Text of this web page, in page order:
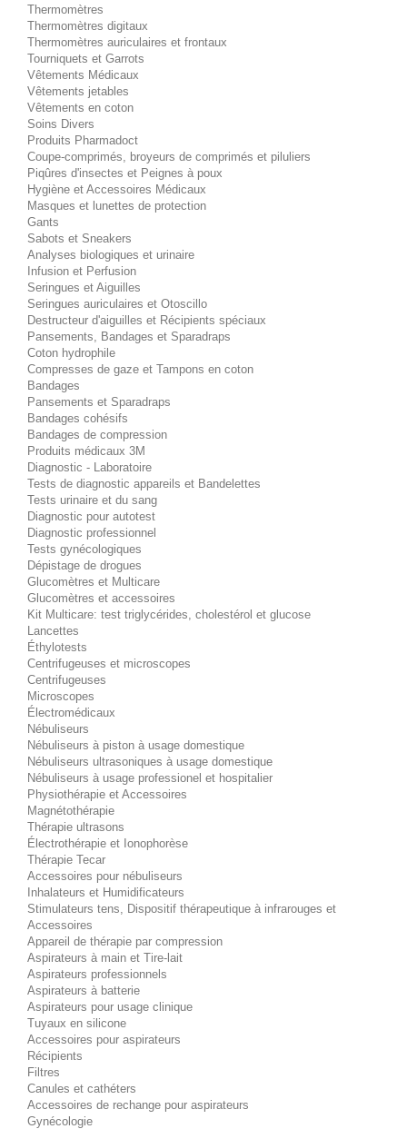
Thermomètres
Thermomètres digitaux
Thermomètres auriculaires et frontaux
Tourniquets et Garrots
Vêtements Médicaux
Vêtements jetables
Vêtements en coton
Soins Divers
Produits Pharmadoct
Coupe-comprimés, broyeurs de comprimés et piluliers
Piqûres d'insectes et Peignes à poux
Hygiène et Accessoires Médicaux
Masques et lunettes de protection
Gants
Sabots et Sneakers
Analyses biologiques et urinaire
Infusion et Perfusion
Seringues et Aiguilles
Seringues auriculaires et Otoscillo
Destructeur d'aiguilles et Récipients spéciaux
Pansements, Bandages et Sparadraps
Coton hydrophile
Compresses de gaze et Tampons en coton
Bandages
Pansements et Sparadraps
Bandages cohésifs
Bandages de compression
Produits médicaux 3M
Diagnostic - Laboratoire
Tests de diagnostic appareils et Bandelettes
Tests urinaire et du sang
Diagnostic pour autotest
Diagnostic professionnel
Tests gynécologiques
Dépistage de drogues
Glucomètres et Multicare
Glucomètres et accessoires
Kit Multicare: test triglycérides, cholestérol et glucose
Lancettes
Éthylotests
Centrifugeuses et microscopes
Centrifugeuses
Microscopes
Électromédicaux
Nébuliseurs
Nébuliseurs à piston à usage domestique
Nébuliseurs ultrasoniques à usage domestique
Nébuliseurs à usage professionel et hospitalier
Physiothérapie et Accessoires
Magnétothérapie
Thérapie ultrasons
Électrothérapie et Ionophorèse
Thérapie Tecar
Accessoires pour nébuliseurs
Inhalateurs et Humidificateurs
Stimulateurs tens, Dispositif thérapeutique à infrarouges et
Accessoires
Appareil de thérapie par compression
Aspirateurs à main et Tire-lait
Aspirateurs professionnels
Aspirateurs à batterie
Aspirateurs pour usage clinique
Tuyaux en silicone
Accessoires pour aspirateurs
Récipients
Filtres
Canules et cathéters
Accessoires de rechange pour aspirateurs
Gynécologie